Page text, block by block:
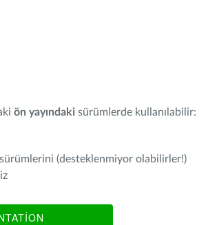
ön yayındaki sürümlerde kullanılabilir:
(desteklenmiyor olabilirler!)